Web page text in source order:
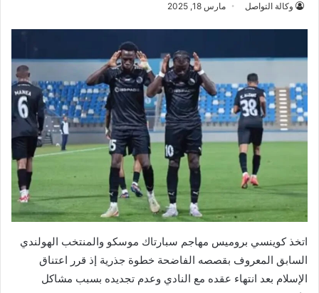
وكالة التواصل مارس 18, 2025
اتخذ كوينسي بروميس مهاجم سبارتاك موسكو والمنتخب الهولندي
السابق المعروف بقصصه الفاضحة خطوة جذرية إذ قرر اعتناق
الإسلام بعد انتهاء عقده مع النادي وعدم تجديده بسبب مشاكل